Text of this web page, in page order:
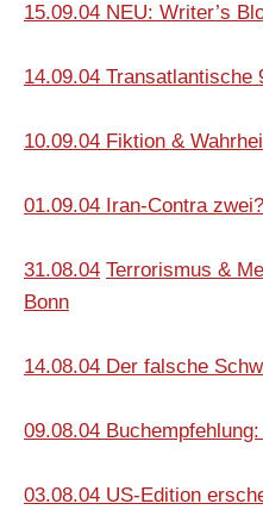
15.09.04 NEU: Writer’s
14.09.04 Transatlantische
10.09.04 Fiktion &
01.09.04 Iran-Contra zwei?
31.08.04 Terrorismus &
Bonn
14.08.04 Der falsche
09.08.04 Buchempfehlung:
03.08.04 US-Edition